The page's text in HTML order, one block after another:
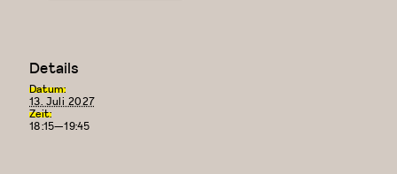
Details
Datum:
13. Juli 2027
Zeit:
18:15—19:45